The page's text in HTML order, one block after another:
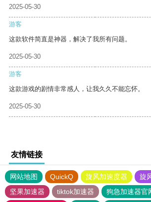
2025-05-30
游客
这款软件简直是神器，解决了我所有问题。
2025-05-30
游客
这款游戏的剧情非常感人，让我久久不能忘怀。
2025-05-30
友情链接
网站地图 QuickQ 旋风加速度器
旋
坚果加速器
tiktok加速器
狗急加速器官